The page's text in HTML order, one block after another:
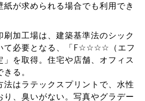
紙が求められる場合でも利用でき
刷加工場は、建築基準法のシック
て必要となる、「F☆☆☆☆（エフ
」を取得。住宅や店舗、オフィス
る。
法はラテックスプリントで、水性
り、臭いがない。写真やグラデー